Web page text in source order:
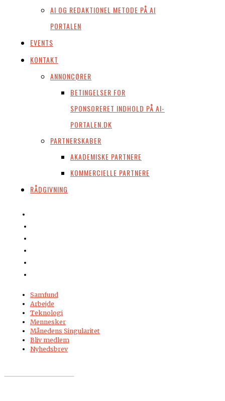
AI OG REDAKTIONEL METODE PÅ AI
PORTALEN
EVENTS
KONTAKT
ANNONCØRER
BETINGELSER FOR
SPONSORERET INDHOLD PÅ AI-
PORTALEN.DK
PARTNERSKABER
AKADEMISKE PARTNERE
KOMMERCIELLE PARTNERE
RÅDGIVNING
Samfund
Arbejde
Teknologi
Mennesker
Månedens Singularitet
Bliv medlem
Nyhedsbrev